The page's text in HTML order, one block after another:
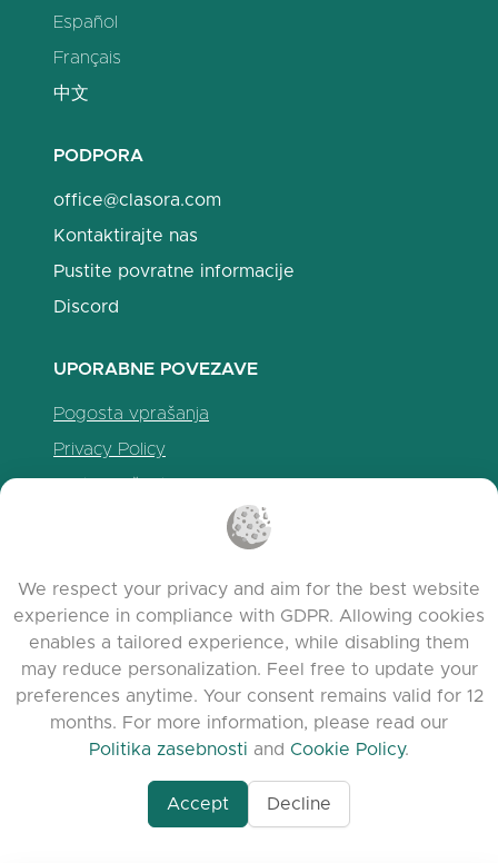
Español
Français
中文
PODPORA
office@clasora.com
Kontaktirajte nas
Pustite povratne informacije
Discord
UPORABNE POVEZAVE
Pogosta vprašanja
Privacy Policy
Agent-7/Maximizing-
© 2026 clasora.com platform | Vse pravice
pridržane | Developed byC9 Group
We respect your privacy and aim for the best website
experience in compliance with GDPR. Allowing cookies
enables a tailored experience, while disabling them
may reduce personalization. Feel free to update your
preferences anytime. Your consent remains valid for 12
months. For more information, please read our
Politika zasebnosti and Cookie Policy.
Accept Decline